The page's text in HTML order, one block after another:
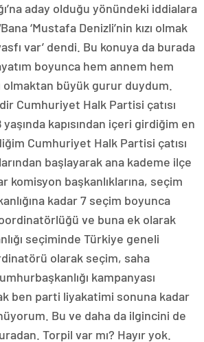
aday olduğu yönündeki iddialara
‘Mustafa Denizli’nin kızı olmak
var’ dendi. Bu konuya da burada
boyunca hem annem hem
olmaktan büyük gurur duydum.
Cumhuriyet Halk Partisi çatısı
kapısından içeri girdiğim en
Cumhuriyet Halk Partisi çatısı
başlayarak ana kademe ilçe
komisyon başkanlıklarına, seçim
kadar 7 seçim boyunca
ve buna ek olarak
seçiminde Türkiye geneli
olarak seçim, saha
kampanyası
ben parti liyakatimi sonuna kadar
Bu ve daha da ilgincini de
Torpil var mı? Hayır yok.